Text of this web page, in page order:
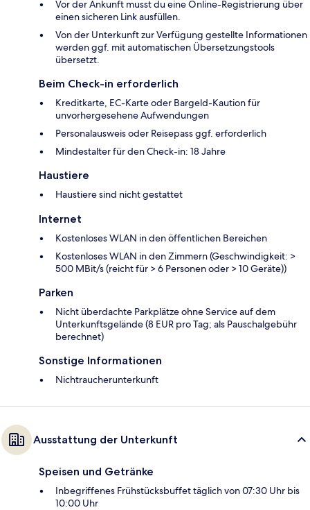
Vor der Ankunft musst du eine Online-Registrierung über
einen sicheren Link ausfüllen.
Von der Unterkunft zur Verfügung gestellte Informationen
werden ggf. mit automatischen Übersetzungstools
übersetzt.
Beim Check-in erforderlich
Kreditkarte, EC-Karte oder Bargeld-Kaution für
unvorhergesehene Aufwendungen
Personalausweis oder Reisepass ggf. erforderlich
Mindestalter für den Check-in: 18 Jahre
Haustiere
Haustiere sind nicht gestattet
Internet
Kostenloses WLAN in den öffentlichen Bereichen
Kostenloses WLAN in den Zimmern (Geschwindigkeit: >
500 MBit/s (reicht für > 6 Personen oder > 10 Geräte))
Parken
Nicht überdachte Parkplätze ohne Service auf dem
Unterkunftsgelände (8 EUR pro Tag; als Pauschalgebühr
berechnet)
Sonstige Informationen
Nichtraucherunterkunft
Ausstattung der Unterkunft
Speisen und Getränke
Inbegriffenes Frühstücksbuffet täglich von 07:30 Uhr bis
10:00 Uhr